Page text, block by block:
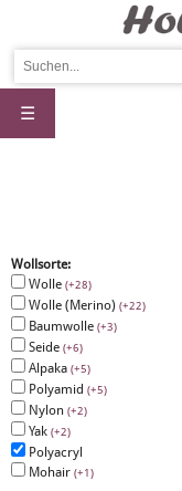
☰
Wollsorte:
Wolle (+28)
Wolle (Merino) (+22)
Baumwolle (+3)
Seide (+6)
Alpaka (+5)
Polyamid (+5)
Nylon (+2)
Yak (+2)
Polyacryl
Mohair (+1)